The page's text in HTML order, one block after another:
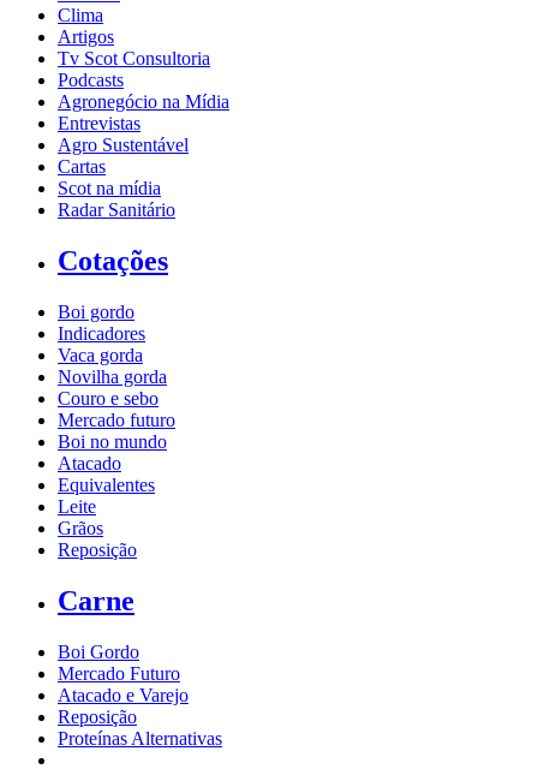
Clima
Artigos
Tv Scot Consultoria
Podcasts
Agronegócio na Mídia
Entrevistas
Agro Sustentável
Cartas
Scot na mídia
Radar Sanitário
Cotações
Boi gordo
Indicadores
Vaca gorda
Novilha gorda
Couro e sebo
Mercado futuro
Boi no mundo
Atacado
Equivalentes
Leite
Grãos
Reposição
Carne
Boi Gordo
Mercado Futuro
Atacado e Varejo
Reposição
Proteínas Alternativas